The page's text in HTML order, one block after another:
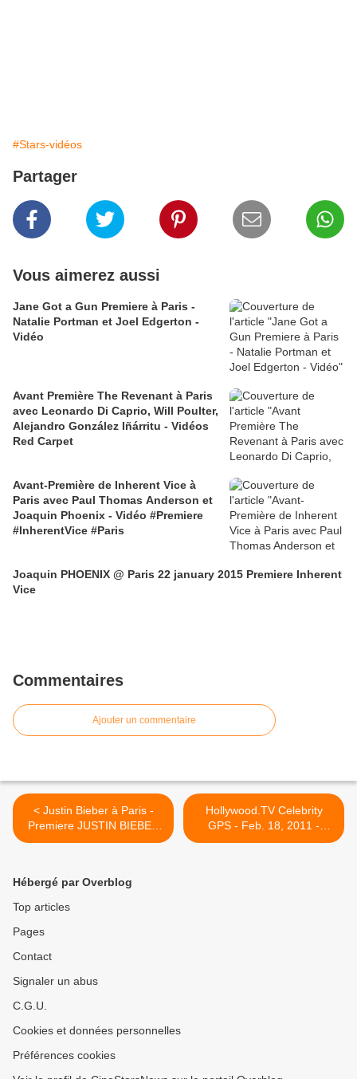
#Stars-vidéos
Partager
Vous aimerez aussi
Jane Got a Gun Premiere à Paris -
Natalie Portman et Joel Edgerton -
Vidéo
Avant Première The Revenant à Paris
avec Leonardo Di Caprio, Will Poulter,
Alejandro González Iñárritu - Vidéos
Red Carpet
Avant-Première de Inherent Vice à
Paris avec Paul Thomas Anderson et
Joaquin Phoenix - Vidéo #Premiere
#InherentVice #Paris
Joaquin PHOENIX @ Paris 22 january 2015 Premiere Inherent
Vice
Commentaires
Ajouter un commentaire
< Justin Bieber à Paris -
Premiere JUSTIN BIEBER
NEVER SAY NEVER
Hollywood.TV Celebrity
GPS - Feb. 18, 2011 -
Angelica Huston, Michael
Hébergé par Overblog
Top articles
Pages
Contact
Signaler un abus
C.G.U.
Cookies et données personnelles
Préférences cookies